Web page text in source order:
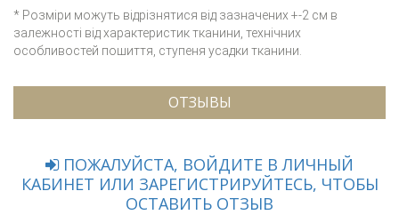
* Розміри можуть відрізнятися від зазначених +-2 см в
залежності від характеристик тканини, технічних
особливостей пошиття, ступеня усадки тканини.
ОТЗЫВЫ
ПОЖАЛУЙСТА, ВОЙДИТЕ В ЛИЧНЫЙ
КАБИНЕТ ИЛИ ЗАРЕГИСТРИРУЙТЕСЬ, ЧТОБЫ
ОСТАВИТЬ ОТЗЫВ